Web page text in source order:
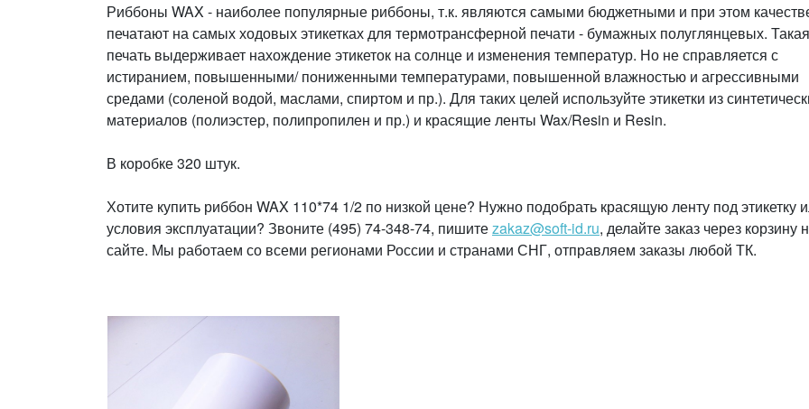
Риббоны WAX - наиболее популярные риббоны, т.к. являются самыми бюджетными и при этом
печатают на самых ходовых этикетках для термотрансферной печати - бумажных полуглянцевых. Такая
печать выдерживает нахождение этикеток на солнце и изменения температур. Но не справляется с
истиранием, повышенными/ пониженными температурами, повышенной влажностью и агрессивными
средами (соленой водой, маслами, спиртом и пр.). Для таких целей используйте этикетки из
материалов (полиэстер, полипропилен и пр.) и красящие ленты Wax/Resin и Resin.
В коробке 320 штук.
Хотите купить риббон WAX 110*74 1/2 по низкой цене? Нужно подобрать красящую ленту под этикетку
условия эксплуатации? Звоните (495) 74-348-74, пишитеzakaz@soft-id.ru, делайте заказ через корзину
сайте. Мы работаем со всеми регионами России и странами СНГ, отправляем заказы любой ТК.